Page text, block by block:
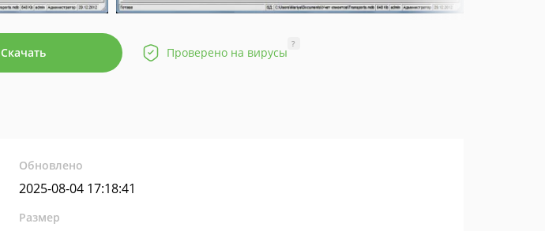
Скачать Проверено на вирусы
?
Обновлено
2025-08-04 17:18:41
Размер